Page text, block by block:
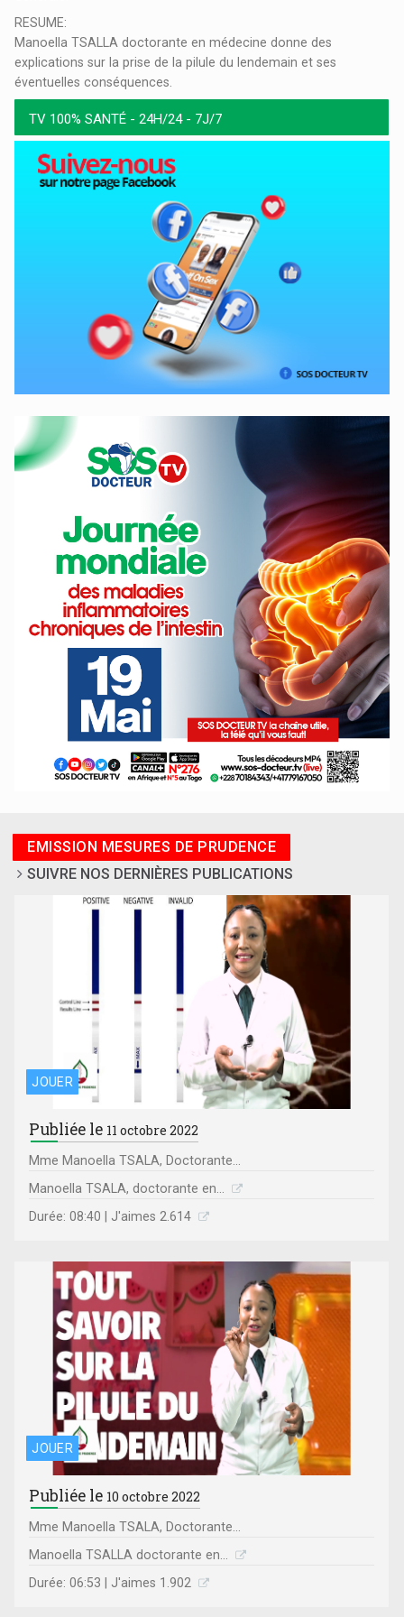
RESUME:
Manoella TSALLA doctorante en médecine donne des
explications sur la prise de la pilule du lendemain et ses
éventuelles conséquences.
TV 100% SANTÉ - 24H/24 - 7J/7
EMISSION MESURES DE PRUDENCE
SUIVRE NOS DERNIÈRES PUBLICATIONS
JOUER
Publiée le 11 octobre 2022
Mme Manoella TSALA, Doctorante...
Manoella TSALA, doctorante en...
Durée: 08:40 | J'aimes 2.614
JOUER
Publiée le 10 octobre 2022
Mme Manoella TSALA, Doctorante...
Manoella TSALLA doctorante en...
Durée: 06:53 | J'aimes 1.902